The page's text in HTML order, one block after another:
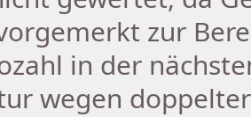
zur
in der
wegen